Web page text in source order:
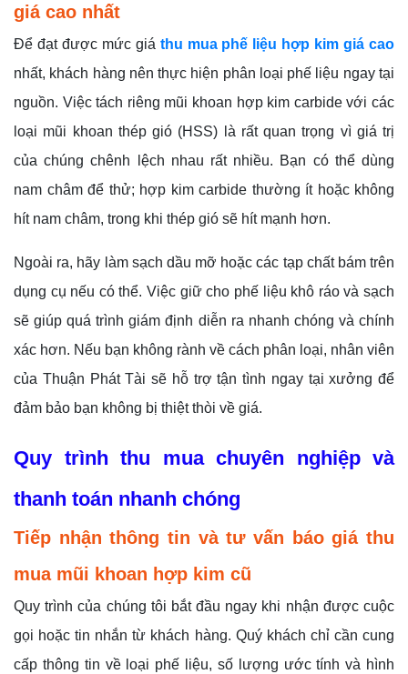
giá cao nhất
Để đạt được mức giá thu mua phế liệu hợp kim giá cao
nhất, khách hàng nên thực hiện phân loại phế liệu ngay tại
nguồn. Việc tách riêng mũi khoan hợp kim carbide với các
loại mũi khoan thép gió (HSS) là rất quan trọng vì giá trị
của chúng chênh lệch nhau rất nhiều. Bạn có thể dùng
nam châm để thử; hợp kim carbide thường ít hoặc không
hít nam châm, trong khi thép gió sẽ hít mạnh hơn.
Ngoài ra, hãy làm sạch dầu mỡ hoặc các tạp chất bám trên
dụng cụ nếu có thể. Việc giữ cho phế liệu khô ráo và sạch
sẽ giúp quá trình giám định diễn ra nhanh chóng và chính
xác hơn. Nếu bạn không rành về cách phân loại, nhân viên
của Thuận Phát Tài sẽ hỗ trợ tận tình ngay tại xưởng để
đảm bảo bạn không bị thiệt thòi về giá.
Quy trình thu mua chuyên nghiệp và
thanh toán nhanh chóng
Tiếp nhận thông tin và tư vấn báo giá thu
mua mũi khoan hợp kim cũ
Quy trình của chúng tôi bắt đầu ngay khi nhận được cuộc
gọi hoặc tin nhắn từ khách hàng. Quý khách chỉ cần cung
cấp thông tin về loại phế liệu, số lượng ước tính và hình